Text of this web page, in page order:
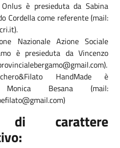
è presieduta da Sabina
Cordella come referente (mail:
).
Nazionale Azione Sociale
è presieduta da Vincenzo
).
HandMade è
Besana (mail:
di carattere